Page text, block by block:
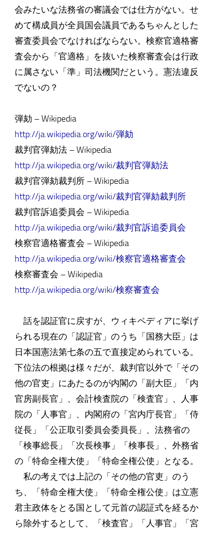
会みたいな法務省の審議会では仕方がない。せ
めて構成員が全員国会議員であるちゃんとした
審査委員会でなければならない。検察官適格審
査会から「官適格」を抜いた検察審査会は行政
に属さない「準」司法機関だという。憲法違反
でないの？
弾劾 – Wikipedia
http://ja.wikipedia.org/wiki/弾劾
裁判官弾劾法 – Wikipedia
http://ja.wikipedia.org/wiki/裁判官弾劾法
裁判官弾劾裁判所 – Wikipedia
http://ja.wikipedia.org/wiki/裁判官弾劾裁判所
裁判官訴追委員会 – Wikipedia
http://ja.wikipedia.org/wiki/裁判官訴追委員会
検察官適格審査会 – Wikipedia
http://ja.wikipedia.org/wiki/検察官適格審査会
検察審査会 – Wikipedia
http://ja.wikipedia.org/wiki/検察審査会
話を認証官に戻すが、ウィキペディアに挙げ
られる現在の「認証官」のうち「国務大臣」は
日本国憲法第七条の五で直接定められている。
下位法の根拠は様々だが、裁判官以外で「その
他の官吏」にあたるのが内閣の「副大臣」「内
官房副長官」、会計検査院の「検査官」、人事
院の「人事官」、内閣府の「宮内庁長官」「侍
従長」「公正取引委員会委員長」、法務省の
「検事総長」「次長検事」「検事長」、外務省
の「特命全権大使」「特命全権公使」となる。
私の考えでは上記の「その他の官吏」のう
ち、「特命全権大使」「特命全権公使」は立憲
君主政体をとる国として元首の認証式を経るか
ら除外するとして、「検査官」「人事官」「宮